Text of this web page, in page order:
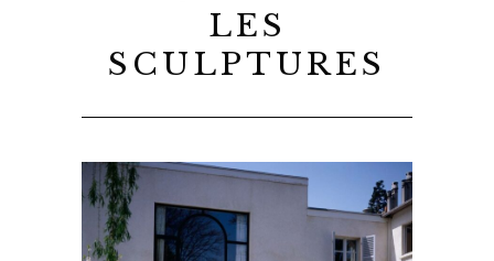
LES
SCULPTURES